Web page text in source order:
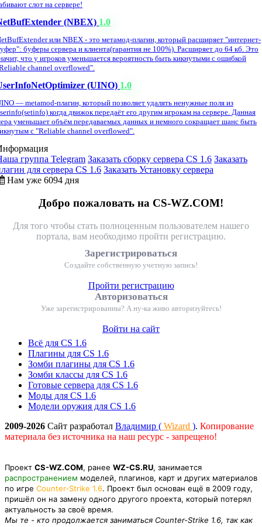
слот на сервере!
(NBEX) 1.0
или NBEX - это метамод-плагин, который расширяет "интернет-
буферы сервера и клиента(гарантия не 100%). Расширяет до 64 кб. Это
что у игроков уменьшается вероятность быть кикнутыми с ошибкой
channel overflowed".
(UINO) 1.0
— metamod-плагин, который позволяет удалять ненужные поля из
когда движок передаёт его другим игрокам на сервере. Данная
уменьшает объём передаваемых данных и немного сокращает шанс быть
с "Reliable channel overflowed".
группа Telegram Заказать сборку сервера CS 1.6 Заказать
для сервера CS 1.6 Заказать Установку сервера
Нам уже 6094 дня
Добро пожаловать на CS-WZ.COM!
Для того чтобы стать полноценным пользователем нашего
портала, вам необходимо пройти регистрацию.
Зарегистрироваться
Создайте собственную учетную запись!
Пройти регистрацию
Авторизоваться
Уже зарегистрированны? А ну-ка живо авторизуйтесь!
Войти на сайт
Всё для CS 1.6
Плагины для CS 1.6
Зомби плагины для CS 1.6
Зомби классы для CS 1.6
Готовые сервера для CS 1.6
Моды для CS 1.6
Модели оружия для CS 1.6
2009-2026 Сайт разработал Владимир ( Wizard ). Копирование
материала без источника на наш ресурс - запрещено!
Проект CS-WZ.COM, ранее WZ-CS.RU, занимается
распространением моделей, плагинов, карт и других материалов
по игре Counter-Strike 1.6. Проект был основан ещё в 2009 году,
пришёл он на замену одного другого проекта, который потерял
актуальность за своё время.
Мы те - кто продолжается заниматься Counter-Strike 1.6, так как